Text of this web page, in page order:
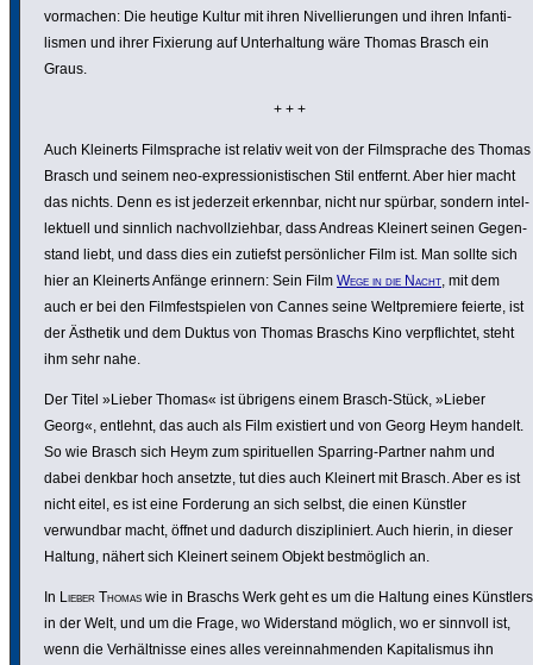
vormachen: Die heutige Kultur mit ihren Nivel­lie­rungen und ihren Infan­ti­
lismen und ihrer Fixierung auf Unter­hal­tung wäre Thomas Brasch ein
Graus.
+ + +
Auch Kleinerts Film­sprache ist relativ weit von der Film­sprache des Thomas
Brasch und seinem neo-expres­sio­nis­ti­schen Stil entfernt. Aber hier macht
das nichts. Denn es ist jederzeit erkennbar, nicht nur spürbar, sondern intel­
lek­tuell und sinnlich nach­voll­ziehbar, dass Andreas Kleinert seinen Gegen­
stand liebt, und dass dies ein zutiefst persön­li­cher Film ist. Man sollte sich
hier an Kleinerts Anfänge erinnern: Sein Film Wege in die Nacht , mit dem
auch er bei den Film­fest­spielen von Cannes seine Welt­pre­miere feierte, ist
der Ästhetik und dem Duktus von Thomas Braschs Kino verpflichtet, steht
ihm sehr nahe.
Der Titel »Lieber Thomas« ist übrigens einem Brasch-Stück, »Lieber
Georg«, entlehnt, das auch als Film existiert und von Georg Heym handelt.
So wie Brasch sich Heym zum spiri­tu­ellen Sparring-Partner nahm und
dabei denkbar hoch ansetzte, tut dies auch Kleinert mit Brasch. Aber es ist
nicht eitel, es ist eine Forderung an sich selbst, die einen Künstler
verwundbar macht, öffnet und dadurch diszi­pli­niert. Auch hierin, in dieser
Haltung, nähert sich Kleinert seinem Objekt best­mö­g­lich an.
In Lieber Thomas wie in Braschs Werk geht es um die Haltung eines Künstlers
in der Welt, und um die Frage, wo Wider­stand möglich, wo er sinnvoll ist,
wenn die Verhält­nisse eines alles verein­nah­menden Kapi­ta­lismus ihn